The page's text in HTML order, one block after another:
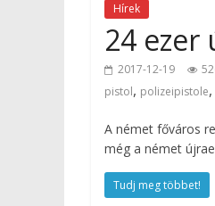
Hírek
24 ezer
2017-12-19
pistol, polizeipistole,
A német főváros
még a német
Tudj meg többet!